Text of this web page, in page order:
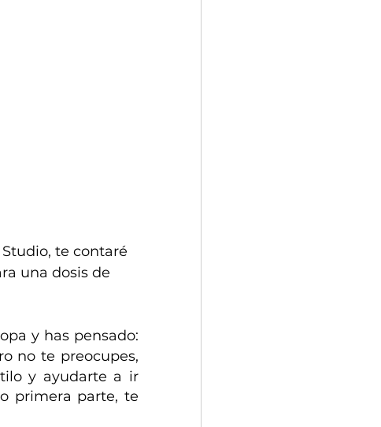
te contaré
una dosis de
no te preocupes,
y ayudarte a ir
primera parte, te